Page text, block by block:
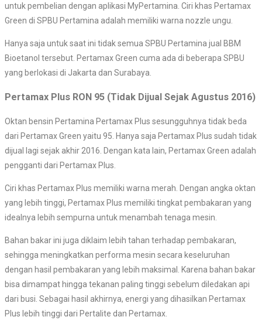
untuk pembelian dengan aplikasi MyPertamina. Ciri khas Pertamax
Green di SPBU Pertamina adalah memiliki warna nozzle ungu.
Hanya saja untuk saat ini tidak semua SPBU Pertamina jual BBM
Bioetanol tersebut. Pertamax Green cuma ada di beberapa SPBU
yang berlokasi di Jakarta dan Surabaya.
Pertamax Plus RON 95 (Tidak Dijual Sejak Agustus 2016)
Oktan bensin Pertamina Pertamax Plus sesungguhnya tidak beda
dari Pertamax Green yaitu 95. Hanya saja Pertamax Plus sudah tidak
dijual lagi sejak akhir 2016. Dengan kata lain, Pertamax Green adalah
pengganti dari Pertamax Plus.
Ciri khas Pertamax Plus memiliki warna merah. Dengan angka oktan
yang lebih tinggi, Pertamax Plus memiliki tingkat pembakaran yang
idealnya lebih sempurna untuk menambah tenaga mesin.
Bahan bakar ini juga diklaim lebih tahan terhadap pembakaran,
sehingga meningkatkan performa mesin secara keseluruhan
dengan hasil pembakaran yang lebih maksimal.
Karena bahan bakar
bisa dimampat hingga tekanan paling tinggi sebelum diledakan api
dari busi. Sebagai hasil akhirnya, energi yang dihasilkan Pertamax
Plus lebih tinggi dari Pertalite dan Pertamax.